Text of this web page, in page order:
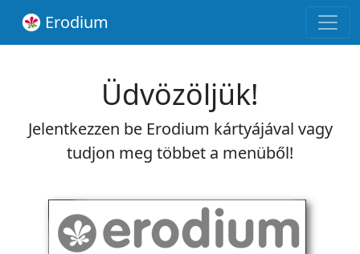
Erodium
Üdvözöljük!
Jelentkezzen be Erodium kártyájával vagy
tudjon meg többet a menüből!